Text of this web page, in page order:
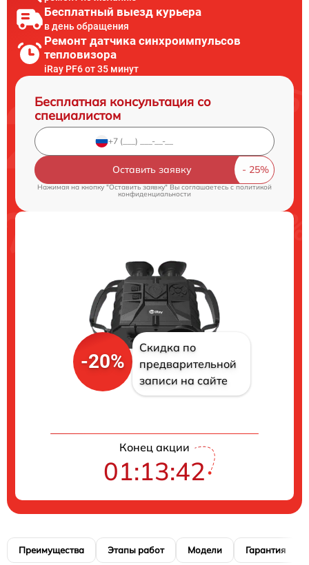
Бесплатный выезд курьера
в день обращения
Ремонт датчика синхроимпульсов
тепловизора
iRay PF6 от 35 минут
Бесплатная консультация со
специалистом
Оставить заявку
Нажимая на кнопку "Оставить заявку" Вы соглашаетесь cполитикой
конфиденциальности
-20%
Скидка по
предварительной
записи на сайте
Конец акции
01:13:41
Преимущества Этапы работ Модели Гарантия